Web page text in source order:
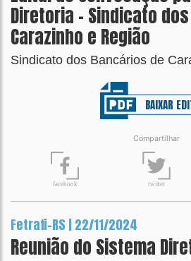
Diretoria - Sindicato
Carazinho e Região
Sindicato dos Bancários de
BAIXAR
Compartilhar
facebook twitter
Fetrafi-RS | 22/11/2024
Reunião do Sistema